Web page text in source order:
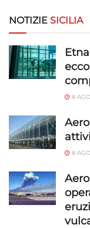
richieste
Garantire la
rilevare frodi,
e presentare
Salvare e
NOTIZIE SICILIA
8
8